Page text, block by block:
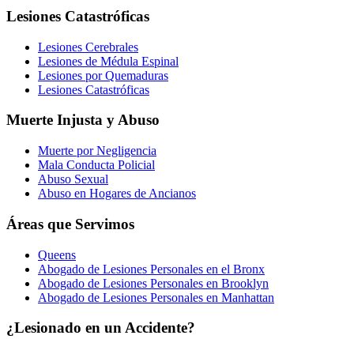
Lesiones Catastróficas
Lesiones Cerebrales
Lesiones de Médula Espinal
Lesiones por Quemaduras
Lesiones Catastróficas
Muerte Injusta y Abuso
Muerte por Negligencia
Mala Conducta Policial
Abuso Sexual
Abuso en Hogares de Ancianos
Áreas que Servimos
Queens
Abogado de Lesiones Personales en el Bronx
Abogado de Lesiones Personales en Brooklyn
Abogado de Lesiones Personales en Manhattan
¿Lesionado en un Accidente?